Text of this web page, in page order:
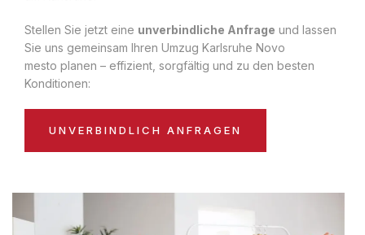
Stellen Sie jetzt eine unverbindliche Anfrage und lassen
Sie uns gemeinsam Ihren Umzug Karlsruhe Novo
mesto planen – effizient, sorgfältig und zu den besten
Konditionen:
UNVERBINDLICH ANFRAGEN